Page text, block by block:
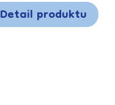
Detail produktu